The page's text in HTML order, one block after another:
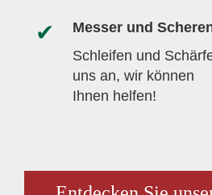
Messer und
Schleifen und
uns an, wir können
Ihnen helfen!